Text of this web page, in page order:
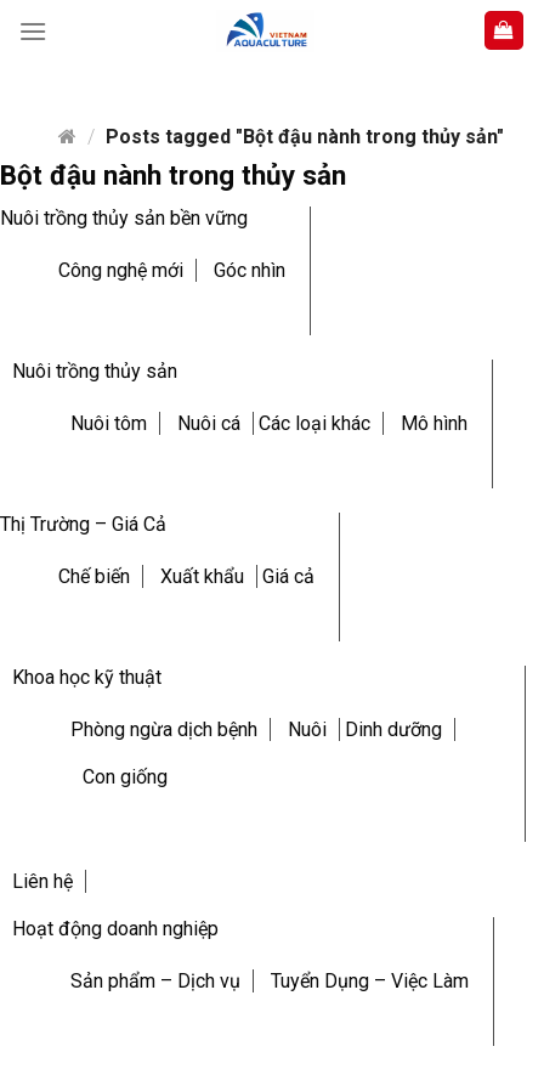
content
/ Posts tagged "Bột đậu nành trong thủy sản"
Bột đậu nành trong thủy sản
Nuôi trồng thủy sản bền vững
Công nghệ mới Góc nhìn
Nuôi trồng thủy sản
Nuôi tôm Nuôi cá Các loại khác Mô hình
Thị Trường – Giá Cả
Chế biến Xuất khẩu Giá cả
Khoa học kỹ thuật
Phòng ngừa dịch bệnh Nuôi Dinh dưỡng
Con giống
Liên hệ
Hoạt động doanh nghiệp
Sản phẩm – Dịch vụ Tuyển Dụng – Việc Làm